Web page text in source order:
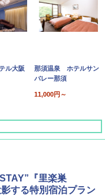
ル大阪
那須温泉 ホテルサン
バレー那須
11,000円～
『里楽巣
する特別宿泊プラン